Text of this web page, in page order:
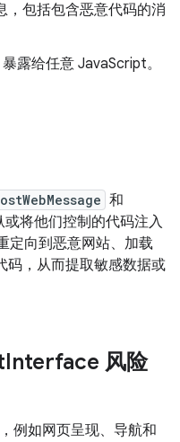
，包括包含恶意代码的消
露给任意 JavaScript。
和
将他们控制的代码注入
定向到恶意网站、加载
码，从而提取敏感数据或
Interface 风险
例如网页呈现、导航和